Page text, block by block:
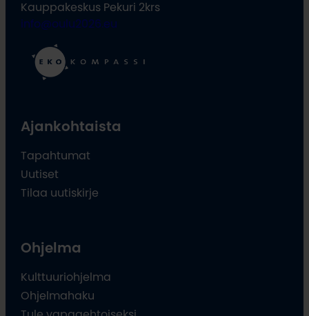
Kauppakeskus Pekuri 2krs
info@oulu2026.eu
Ajankohtaista
Tapahtumat
Uutiset
Tilaa uutiskirje
Ohjelma
Kulttuuriohjelma
Ohjelmahaku